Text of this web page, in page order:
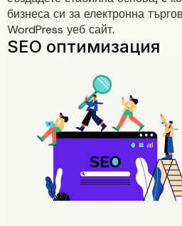
бизнеса си за електронна
WordPress уеб сайт.